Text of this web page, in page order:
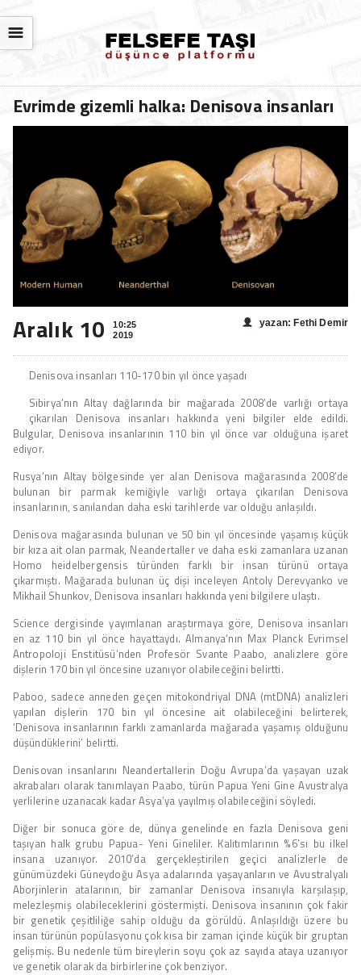
☰
Evrimde gizemli halka: Denisova insanları
Aralık 10
10:25
2019
yazan: Fethi Demir
Denisova insanları 110-170 bin yıl önce yaşadı
Sibirya’nın Altay dağlarında bir mağarada 2008’de varlığı ortaya
çıkarılan Denisova insanları hakkında yeni bilgiler elde edildi.
Bulgular, Denisova insanlarının 110 bin yıl önce var olduğuna işaret
ediyor.
Rusya’nın Altay bölgesinde yer alan Denisova mağarasında 2008’de
bulunan bir parmak kemiğiyle varlığı ortaya çıkarılan Denisova
insanlarının, sanılandan daha eski tarihlerde var olduğu anlaşıldı.
Denisova mağarasında bulunan ve 50 bin yıl öncesinde yaşamış küçük
bir kıza ait olan parmak, Neandertaller ve daha eski zamanlara uzanan
Homo heidelbergensis türünden farklı bir insan türünü ortaya
çıkarmıştı. Mağarada bulunan üç dişi inceleyen Antoly Derevyanko ve
Mikhail Shunkov, Denisova insanları hakkında yeni bilgilere ulaştı.
Science dergisinde yayımlanan araştırmaya göre, Denisova insanları
en az 110 bin yıl önce hayattaydı. Almanya’nın Max Planck Evrimsel
Antropoloji Enstitüsü’nden Profesör Svante Paabo, analizlere göre
dişlerin 170 bin yıl öncesine uzanıyor olabileceğini belirtti.
Paboo, sadece anneden geçen mitokondriyal DNA (mtDNA) analizleri
yapılan dişlerin 170 bin yıl öncesine ait olabileceğini belirterek,
‘Denisova insanlarının farklı zamanlarda mağarada yaşamış olduğunu
düşündüklerini’ belirtti.
Denisovan insanlarını Neandertallerin Doğu Avrupa’da yaşayan uzak
akrabaları olarak tanımlayan Paabo, türün Papua Yeni Gine Avustralya
yerlilerine uzanacak kadar Asya’ya yayılmış olabileceğini söyledi.
Diğer bir sonuca göre de, dünya genelinde en fazla Denisova geni
taşıyan halk grubu Papua- Yeni Gineliler. Kalıtımlarının %6’sı bu ilkel
insana uzanıyor. 2010’da gerçekleştirilen geçici analizlerle de
günümüzdeki Güneydoğu Asya adalarında yaşayanların ve Avustralyalı
Aborjinlerin atalarının, bir zamanlar Denisova insanıyla karşılaşıp,
melezleşmiş olabileceklerini göstermişti. Denisova insanının çok fakir
bir genetik çeşitliliğe sahip olduğu da görüldü. Anlaşıldığı üzere bu
insan türünün popülasyonu çok kısa bir zaman içinde küçük bir gruptan
gelişmiş. Bu nedenle tüm bireylerin soyu çok az sayıda ataya uzanıyor
ve genetik olarak da birbirlerine çok benziyor.